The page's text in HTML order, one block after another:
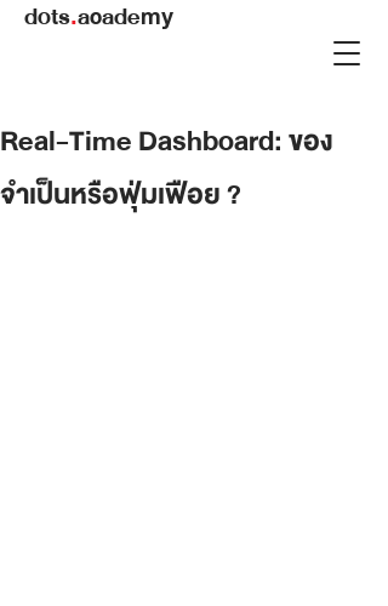
dots.academy
Real-Time Dashboard: ของ
จำเป็นหรือฟุ่มเฟือย ?